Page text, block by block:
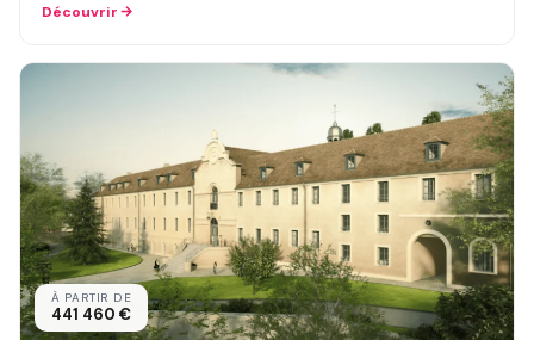
Découvrir
À PARTIR DE
441 460 €